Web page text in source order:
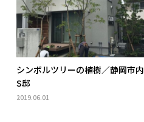
シンボルツリーの植樹／静岡市内
S邸
2019.06.01